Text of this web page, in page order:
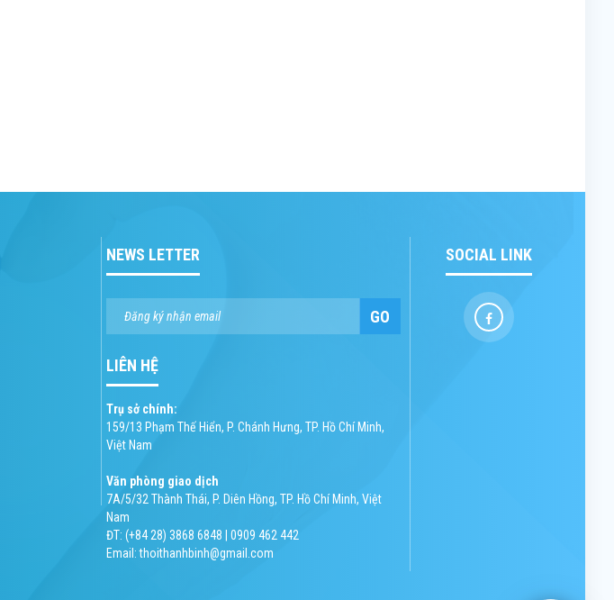
NEWS LETTER
GO
LIÊN HỆ
Trụ sở chính:
159/13 Phạm Thế Hiển, P. Chánh Hưng, TP. Hồ Chí Minh,
Việt Nam
Văn phòng giao dịch
7A/5/32 Thành Thái, P. Diên Hồng, TP. Hồ Chí Minh, Việt
Nam
ĐT: (+84 28) 3868 6848 | 0909 462 442
Email: thoithanhbinh@gmail.com
SOCIAL LINK